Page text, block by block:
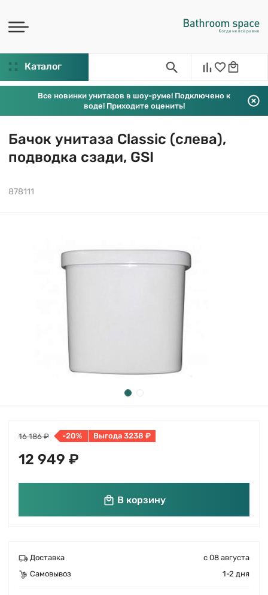
Каталог
Все новинки унитазов в шоу-руме! Подключено к
воде! Приходите оценить!
Бачок унитаза Classic (слева),
подводка сзади, GSI
878111
16 186 ₽ -20% Выгода 3238 ₽
12 949 ₽
В корзину
Доставка
с 08 августа
Самовывоз
1-2 дня